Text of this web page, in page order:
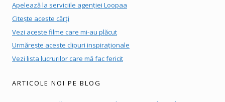
Apelează la serviciile agenției Loopaa
Citește aceste cărți
Vezi aceste filme care mi-au plăcut
Urmărește aceste clipuri inspiraționale
Vezi lista lucrurilor care mă fac fericit
ARTICOLE NOI PE BLOG